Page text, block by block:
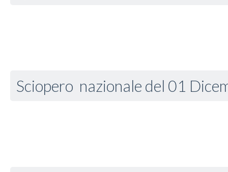
Sciopero nazionale del 01